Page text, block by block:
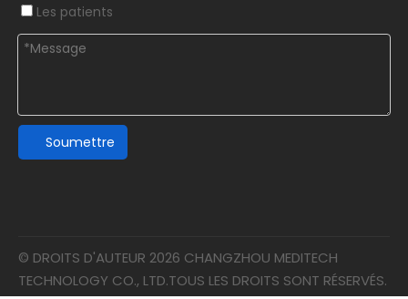
Les patients
Soumettre
© DROITS D'AUTEUR 2026 CHANGZHOU MEDITECH
TECHNOLOGY CO., LTD.TOUS LES DROITS SONT RÉSERVÉS.